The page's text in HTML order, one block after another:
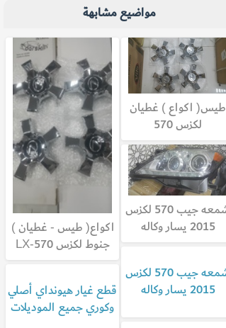
مواضيع مشابهة
طيس( اكواع ) غطيان
لكزس 570
شمعه جيب 570 لكزس
2015 يسار وكاله
شمعه جيب 570 لكزس
2015 يسار وكاله
اكواع( طيس - غطيان )
جنوط لكزس LX-570
قطع غيار هيونداي أصلي
وكوري جميع الموديلات